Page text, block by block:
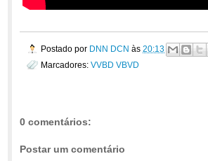
Postado por DNN DCN às 20:13
Marcadores: VVBD VBVD
0 comentários:
Postar um comentário